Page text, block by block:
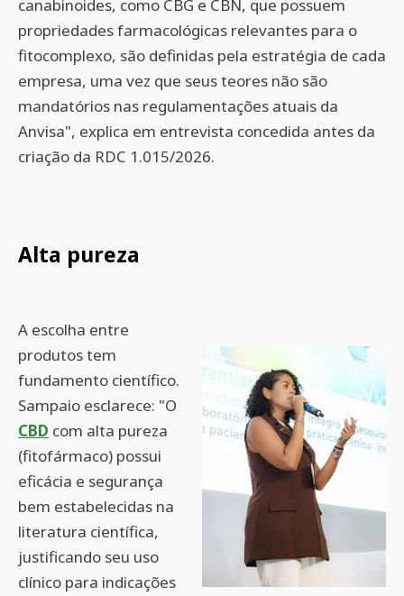
canabinoides, como CBG e CBN, que possuem
propriedades farmacológicas relevantes para o
fitocomplexo, são definidas pela estratégia de cada
empresa, uma vez que seus teores não são
mandatórios nas regulamentações atuais da
Anvisa", explica em entrevista concedida antes da
criação da RDC 1.015/2026.
Alta pureza
A escolha entre
produtos tem
fundamento científico.
Sampaio esclarece: "O
CBD com alta pureza
(fitofármaco) possui
eficácia e segurança
bem estabelecidas na
literatura científica,
justificando seu uso
clínico para indicações